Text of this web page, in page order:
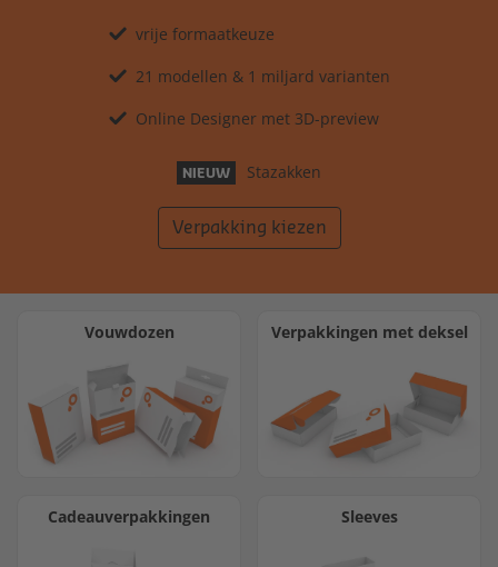
vrije formaatkeuze
21 modellen & 1 miljard varianten
Online Designer met 3D-preview
NIEUW Stazakken
Verpakking kiezen
Vouwdozen Verpakkingen met deksel
Cadeauverpakkingen Sleeves